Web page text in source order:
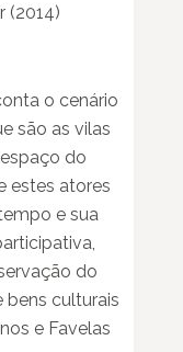
(2014)
o cenário
são as vilas
do
estes atores
e sua
do
bens culturais
e Favelas